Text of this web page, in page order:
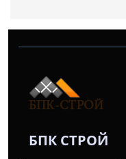
БПК СТРОЙ